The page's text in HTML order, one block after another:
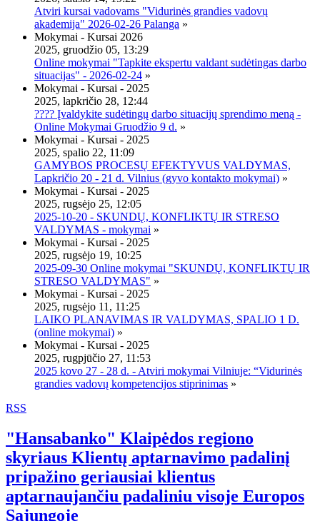
Atviri kursai vadovams "Vidurinės grandies vadovų
akademija" 2026-02-26 Palanga »
Mokymai - Kursai 2026
2025, gruodžio 05, 13:29
Online mokymai "Tapkite ekspertu valdant sudėtingas darbo
situacijas" - 2026-02-24 »
Mokymai - Kursai - 2025
2025, lapkričio 28, 12:44
???? Įvaldykite sudėtingų darbo situacijų sprendimo meną -
Online Mokymai Gruodžio 9 d. »
Mokymai - Kursai - 2025
2025, spalio 22, 11:09
GAMYBOS PROCESŲ EFEKTYVUS VALDYMAS,
Lapkričio 20 - 21 d. Vilnius (gyvo kontakto mokymai) »
Mokymai - Kursai - 2025
2025, rugsėjo 25, 12:05
2025-10-20 - SKUNDŲ, KONFLIKTŲ IR STRESO
VALDYMAS - mokymai »
Mokymai - Kursai - 2025
2025, rugsėjo 19, 10:25
2025-09-30 Online mokymai "SKUNDŲ, KONFLIKTŲ IR
STRESO VALDYMAS" »
Mokymai - Kursai - 2025
2025, rugsėjo 11, 11:25
LAIKO PLANAVIMAS IR VALDYMAS, SPALIO 1 D.
(online mokymai) »
Mokymai - Kursai - 2025
2025, rugpjūčio 27, 11:53
2025 kovo 27 - 28 d. - Atviri mokymai Vilniuje: “Vidurinės
grandies vadovų kompetencijos stiprinimas »
RSS
"Hansabanko" Klaipėdos regiono
skyriaus Klientų aptarnavimo padalinį
pripažino geriausiai klientus
aptarnaujančiu padaliniu visoje Europos
Sąjungoje